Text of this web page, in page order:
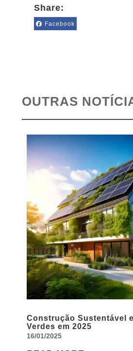
Share:
Facebook
OUTRAS
Construção Sustentável
Verdes em 2025
16/01/2025